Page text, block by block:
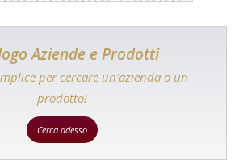
Aziende e Prodotti
per cercare un'azienda o un
prodotto!
Cerca adesso